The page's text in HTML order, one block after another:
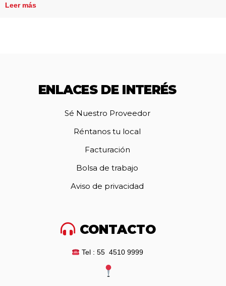
Leer más
ENLACES DE INTERÉS
Sé Nuestro Proveedor
Réntanos tu local
Facturación
Bolsa de trabajo
Aviso de privacidad
CONTACTO
Tel : 55 4510 9999